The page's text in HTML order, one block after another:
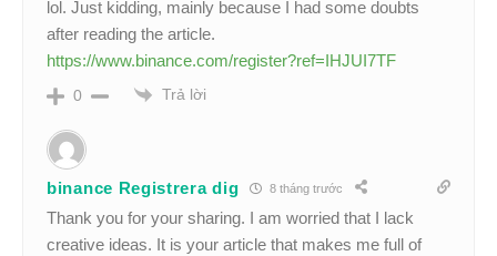
lol. Just kidding, mainly because I had some doubts
after reading the article.
https://www.binance.com/register?ref=IHJUI7TF
0 Trả lời
binance Registrera dig 8 tháng trước
Thank you for your sharing. I am worried that I lack
creative ideas. It is your article that makes me full of